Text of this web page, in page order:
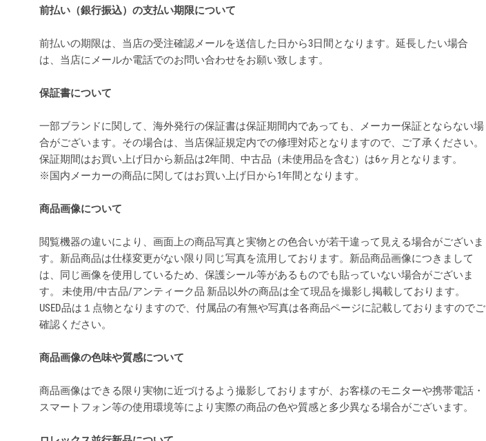
前払い（銀行振込）の支払い期限について
前払いの期限は、当店の受注確認メールを送信した日から3日間となります。延長したい場合
は、当店にメールか電話でのお問い合わせをお願い致します。
保証書について
一部ブランドに関して、海外発行の保証書は保証期間内であっても、メーカー保証とならない場
合がございます。その場合は、当店保証規定内での修理対応となりますので、ご了承ください。
保証期間はお買い上げ日から新品は2年間、中古品（未使用品を含む）は6ヶ月となります。
※国内メーカーの商品に関してはお買い上げ日から1年間となります。
商品画像について
閲覧機器の違いにより、画面上の商品写真と実物との色合いが若干違って見える場合がございま
す。新品商品は仕様変更がない限り同じ写真を流用しております。新品商品画像につきまして
は、同じ画像を使用しているため、保護シール等があるものでも貼っていない場合がございま
す。 未使用/中古品/アンティーク品 新品以外の商品は全て現品を撮影し掲載しております。
USED品は１点物となりますので、付属品の有無や写真は各商品ページに記載しておりますのでご
確認ください。
商品画像の色味や質感について
商品画像はできる限り実物に近づけるよう撮影しておりますが、お客様のモニターや携帯電話・
スマートフォン等の使用環境等により実際の商品の色や質感と多少異なる場合がございます。